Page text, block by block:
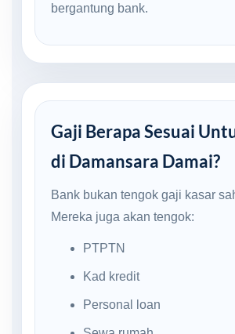
bergantung bank.
Gaji Berapa Sesuai
di Damansara Damai?
Bank bukan tengok gaji kasar
Mereka juga akan tengok:
PTPTN
Kad kredit
Personal loan